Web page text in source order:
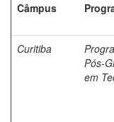
Câmpus
Curitiba
Pós-
em